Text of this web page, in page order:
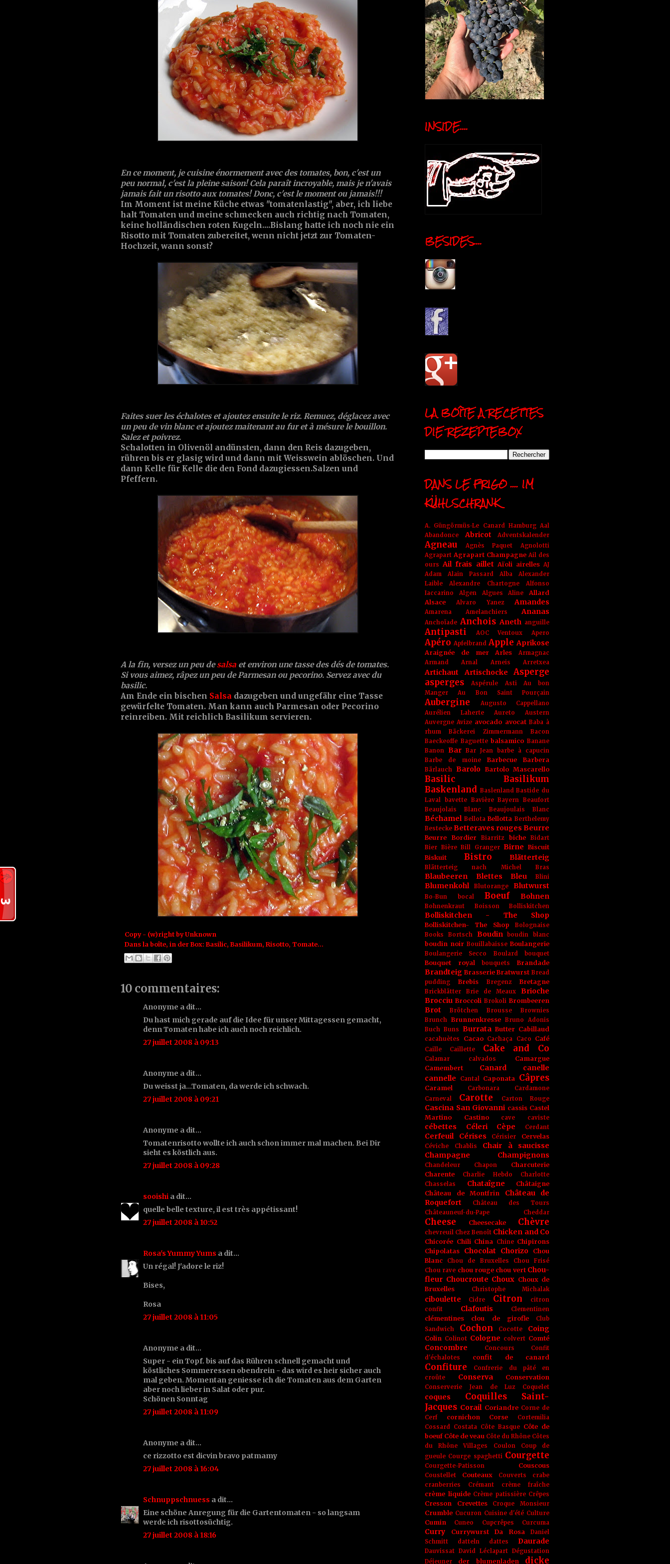
En ce moment, je cuisine énormement avec des tomates, bon, c'est un
peu normal, c'est la pleine saison! Cela paraît incroyable, mais je n'avais
jamais fait un risotto aux tomates! Donc, c'est le moment ou jamais!!!
Im Moment ist meine Küche etwas "tomatenlastig", aber, ich liebe
halt Tomaten und meine schmecken auch richtig nach Tomaten,
keine holländischen roten Kugeln....Bislang hatte ich noch nie ein
Risotto mit Tomaten zubereitet, wenn nicht jetzt zur Tomaten-
Hochzeit, wann sonst?
Faites suer les échalotes et ajoutez ensuite le riz. Remuez, déglacez avec
un peu de vin blanc et ajoutez maitenant au fur et à mésure le bouillon.
Salez et poivrez.
Schalotten in Olivenöl andünsten, dann den Reis dazugeben,
rühren bis er glasig wird und dann mit Weisswein ablöschen. Und
dann Kelle für Kelle die den Fond dazugiessen.Salzen und
Pfeffern.
A la fin, versez un peu desalsa et environ une tasse des dés de tomates.
Si vous aimez, râpez un peu de Parmesan ou pecorino. Servez avec du
basilic.
Am Ende ein bischen Salsa dazugeben und ungefähr eine Tasse
gewürfelte Tomaten. Man kann auch Parmesan oder Pecorino
reinreiben. Mit reichlich Basilikum servieren.
Copy - (w)right byUnknown
Dans la boîte, in der Box: Basilic, Basilikum, Risotto, Tomate...
10 commentaires:
Anonyme a dit…
Du hast mich gerade auf die Idee für unser Mittagessen gemacht,
denn Tomaten habe ich auch noch reichlich.
27 juillet 2008 à 09:13
Anonyme a dit…
Du weisst ja...Tomaten, da werde ich schwach.
27 juillet 2008 à 09:21
Anonyme a dit…
Tomatenrisotto wollte ich auch schon immer mal machen. Bei Dir
sieht es köstlich aus.
27 juillet 2008 à 09:28
sooishi a dit…
quelle belle texture, il est très appétissant!
27 juillet 2008 à 10:52
Rosa's Yummy Yums a dit…
Un régal! J'adore le riz!
Bises,
Rosa
27 juillet 2008 à 11:05
Anonyme a dit…
Super - ein Topf. bis auf das Rühren schnell gemacht und
köstliches Sommeressen obendrein - das wird es heir sicher auch
mal geben. Momentan geniesse ich die Tomaten aus dem Garten
aber noch lieber in Salat oder pur.
Schönen Sonntag
27 juillet 2008 à 11:09
Anonyme a dit…
ce rizzotto est dicvin bravo patmamy
27 juillet 2008 à 16:04
Schnuppschnuess a dit…
Eine schöne Anregung für die Gartentomaten - so langsam
werde ich risottosüchtig.
27 juillet 2008 à 18:16
INSIDE....
BESIDES....
LA BOÎTE A RECETTES
DIE REZEPTEBOX
DANS LE FRIGO .... IM
KÜHLSCHRANK
A. Güngörmüs-Le Canard Hamburg Aal
Abandonce
Abricot Adventskalender
Agneau Agnès Paquet
Agnolotti
Agrapart Agrapart Champagne Ail des
ours Ail frais aillet Aïoli airelles AJ
Adam
Alain Passard Alba
Alexander
Laible
Alexandre Chartogne
Alfonso
Iaccarino
Algen Algues Aline
Allard
Alsace
Alvaro Yanez Amandes
Amarena Amelanchiers Ananas
Anchoïade Anchois Aneth anguille
Antipasti AOC Ventoux Apero
Apéro Apfelbrand Apple Aprikose
Araignée de mer Arles
Armagnac
Armand Arnal
Arneis Arretxea
Artichaut Artischocke
Asperge
asperges
Aspérule Asti
Au bon
Manger
Au Bon Saint Pourçain
Aubergine
Augusto Cappellano
Aurélien Laherte
Aureto
Austern
Auvergne Avize avocado avocat Baba à
rhum
Bäckerei Zimmermann
Bacon
Baeckeoffe Baguette balsamico Banane
Banon Bar Bar Jean
barbe à capucin
Barbe de moine
Barbecue Barbera
Bärlauch Barolo Bartolo Mascarello
Basilic
Basilikum
Baskenland Baslenland Bastide du
Laval
bavette Bavière Bayern Beaufort
Beaujolais Blanc
Beaujoulais Blanc
Béchamel Bellota Bellotta Berthelemy
Bestecke Betteraves rouges Beurre
Beurre Bordier Biarritz biche
Bidart
Bier Bière Bill Granger Birne
Biscuit
Biskuit
Bistro Blätterteig
Blätterteig nach Michel Bras
Blaubeeren Blettes Bleu Blini
Blumenkohl Blutorange Blutwurst
Bo-Bun bocal Boeuf Bohnen
Bohnenkraut Boisson Bolliskitchen
Bolliskitchen - The Shop
Bolliskitchen- The Shop
Bolognaise
Books
Bortsch Boudin boudin blanc
boudin noir Bouillabaisse Boulangerie
Boulangerie Secco Boulard bouquet
Bouquet royal bouquets Brandade
Brandteig Brasserie Bratwurst Bread
pudding
Brebis Bregenz Bretagne
Brickblätter Brie de Meaux
Brioche
Brocciu Broccoli Brokoli Brombeeren
Brot Brötchen Brousse
Brownies
Brunch Brunnenkresse Bruno Adonis
Buch Buns Burrata Butter Cabillaud
cacahuètes Cacao Cachaça Caco Café
Caille Caillette Cake and Co
Calamar calvados
Camargue
Camembert
Canard
canelle
cannelle
Cantal Caponata Câpres
Caramel Carbonara
Cardamone
Carneval
Carotte Carton Rouge
Cascina San Giovanni cassis Castel
Martino
Castino cave caviste
cébettes Céleri Cèpe Cerdant
Cerfeuil Cérises Cérisier Cervelas
Céviche Chablis
Chair à saucisse
Champagne
Champignons
Chandeleur Chapon
Charcuterie
Charente
Charlie Hebdo
Charlotte
Chasselas
Chataîgne
Châtaigne
Château de Montfrin
Château de
Roquefort
Château des Tours
Châteauneuf-du-Pape
Cheddar
Cheese Cheesecake Chèvre
chevreuil Chez Benoît Chicken and Co
Chicorée Chili China Chine Chipirons
Chipolatas
Chocolat Chorizo
Chou
Blanc
Chou de Bruxelles
Chou Frisé
Chou rave chou rouge chou vert Chou-
fleur Choucroute Choux Choux de
Bruxelles
Christophe Michalak
ciboulette Cidre Citron
citron
confit
Clafoutis Clementinen
clémentines clou de girofle
Club
Sandwich
Cochon Cocotte Coing
Colin Colinot Cologne colvert Comté
Concombre Concours
Confit
d'échalotes
confit de canard
Confiture
Confrerie du pâté en
croûte
Conserva Conservation
Conserverie Jean de Luz Coquelet
coques
Coquilles Saint-
Jacques Corail Coriandre Corne de
Cerf
cornichon Corse
Cortemilia
Cossard Costata Côte Basque Côte de
boeuf Côte de veau Côte du Rhône Côtes
du Rhône Villages
Coulon
Coup de
gueule Courge spaghetti Courgette
Courgette-Patisson Couscous
Coustellet Couteaux Couverts
crabe
cranberries
Crémant crème fraîche
crème liquide Crème patissière Crêpes
Cresson Crevettes Croque Monsieur
Crumble Cucuron Cuisine d'été Culture
Cumin Cuneo Cupcrêpes Curcuma
Curry Currywurst Da Rosa
Daniel
Schmitt
datteln dattes Daurade
Dauvissat David Léclapart Dégustation
Déjeuner
der blumenladen dicke